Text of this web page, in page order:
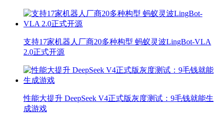
支持17家机器人厂商20多种构型 蚂蚁灵波LingBot-VLA
2.0正式开源
性能大提升 DeepSeek V4正式版灰度测试：9毛钱就能生
成游戏